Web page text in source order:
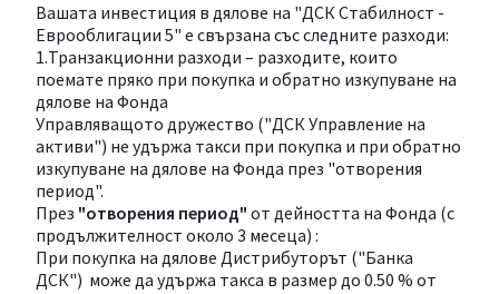
Вашата инвестиция в дялове на "ДСК Стабилност -
Еврооблигации 5" е свързана със следните разходи:
1.Транзакционни разходи – разходите, които
поемате пряко при покупка и обратно изкупуване на
дялове на Фонда
Управляващото дружество ("ДСК Управление на
активи") не удържа такси при покупка и при обратно
изкупуване на дялове на Фонда през "отворения
период".
През "отворения период" от дейността на Фонда (с
продължителност около 3 месеца) :
При покупка на дялове Дистрибуторът ("Банка
ДСК") може да удържа такса в размер до 0.50 % от